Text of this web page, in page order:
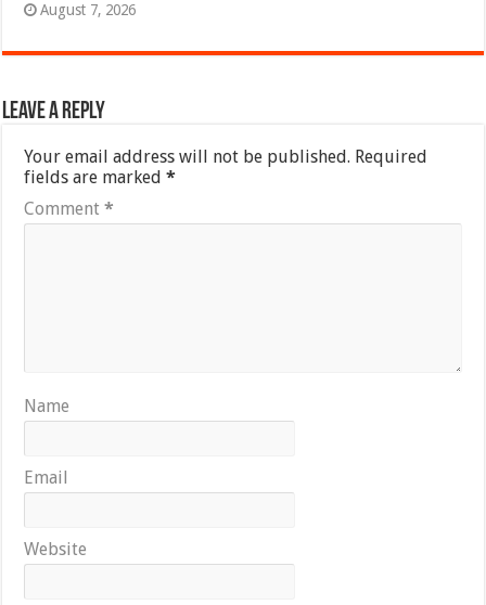
August 7, 2026
Leave a Reply
Your email address will not be published. Required
fields are marked*
Comment*
Name
Email
Website